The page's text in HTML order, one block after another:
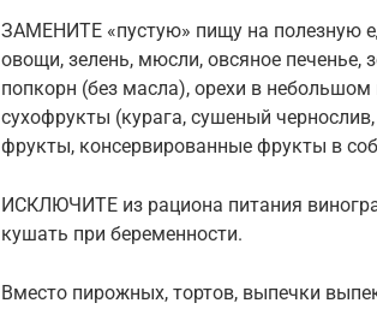
ЗАМЕНИТЕ «пустую» пищу на полезную
овощи, зелень, мюсли, овсяное печенье,
попкорн (без масла), орехи в
сухофрукты (курага, сушеный
фрукты, консервированные фрукты в
ИСКЛЮЧИТЕ из рациона питания
кушать при беременности.
Вместо пирожных, тортов, выпечки